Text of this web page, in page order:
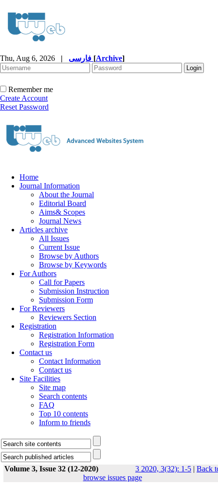
Thu, Aug 6, 2026 | [Archive]
Remember me
Create Account
Reset Password
Home
Journal Information
About the Journal
Editorial Board
Aims& Scopes
Journal News
Articles archive
All Issues
Current Issue
Browse by Authors
Browse by Keywords
For Authors
Call for Papers
Submission Instruction
Submission Form
For Reviewers
Reviewers Section
Registration
Registration Information
Registration Form
Contact us
Contact Information
Contact us
Site Facilities
Site map
Search contents
FAQ
Top 10 contents
Inform to friends
Volume 3, Issue 32 (12-2020) 3 2020, 3(32): 1-5 | Back
browse issues page